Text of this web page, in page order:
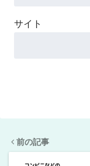
サイト
前の記事